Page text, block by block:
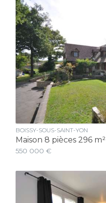
BOISSY-SOUS-SAINT-YON
Maison 8 pièces 296 m²
550 000 €